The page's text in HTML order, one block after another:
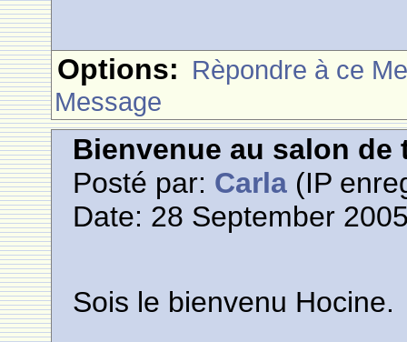
Options: Rèpondre à ce
Message
Bienvenue au salon de
Posté par: Carla (IP
Date: 28 September
Sois le bienvenu Hocine.